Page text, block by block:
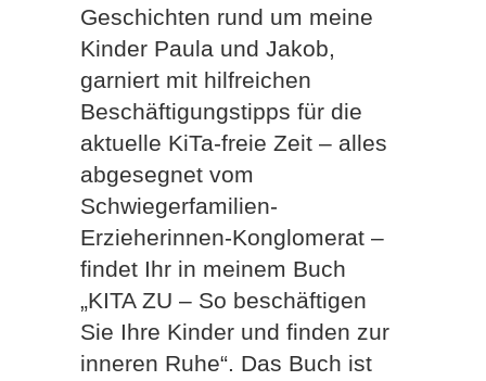
Geschichten rund um meine
Kinder Paula und Jakob,
garniert mit hilfreichen
Beschäftigungstipps für die
aktuelle KiTa-freie Zeit – alles
abgesegnet vom
Schwiegerfamilien-
Erzieherinnen-Konglomerat –
findet Ihr in meinem Buch
„KITA ZU – So beschäftigen
Sie Ihre Kinder und finden zur
inneren Ruhe“. Das Buch ist